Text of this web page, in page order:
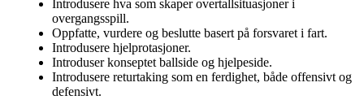
Introdusere hva som skaper overtallsituasjoner i
overgangsspill.
Oppfatte, vurdere og beslutte basert på forsvaret i fart.
Introdusere hjelprotasjoner.
Introduser konseptet ballside og hjelpeside.
Introdusere returtaking som en ferdighet, både offensivt og
defensivt.